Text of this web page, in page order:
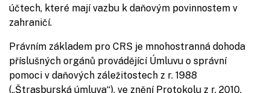
účtech, které mají vazbu k daňovým povinnostem v
zahraničí.
Právním základem pro CRS je mnohostranná dohoda
příslušných orgánů provádějící Úmluvu o správní
pomoci v daňových záležitostech z r. 1988
(„Štrasburská úmluva“), ve znění Protokolu z r. 2010,